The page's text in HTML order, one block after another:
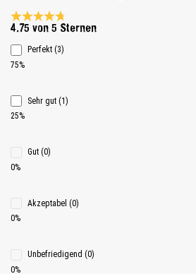
Durchschnittliche Bewertung 4.7 von 5 Sternen
4.75 von 5 Sternen
Perfekt (3)
75%
Sehr gut (1)
25%
Gut (0)
0%
Akzeptabel (0)
0%
Unbefriedigend (0)
0%